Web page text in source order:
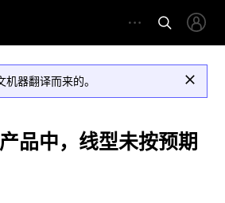
器翻译而来的。
品中，线型未按预期